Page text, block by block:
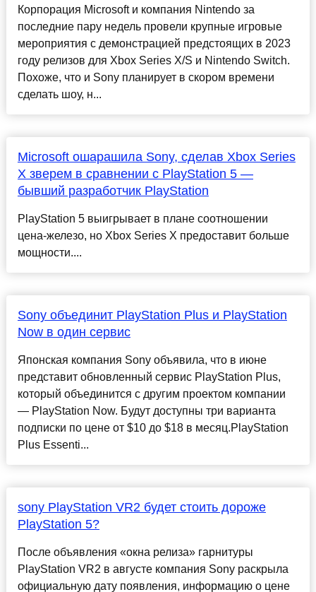
Корпорация Microsoft и компания Nintendo за
последние пару недель провели крупные игровые
мероприятия с демонстрацией предстоящих в 2023
году релизов для Xbox Series X/S и Nintendo Switch.
Похоже, что и Sony планирует в скором времени
сделать шоу, н...
Microsoft ошарашила Sony, сделав Xbox Series
X зверем в сравнении с PlayStation 5 —
бывший разработчик PlayStation
PlayStation 5 выигрывает в плане соотношении
цена-железо, но Xbox Series X предоставит больше
мощности....
Sony объединит PlayStation Plus и PlayStation
Now в один сервис
Японская компания Sony объявила, что в июне
представит обновленный сервис PlayStation Plus,
который объединится с другим проектом компании
— PlayStation Now. Будут доступны три варианта
подписки по цене от $10 до $18 в месяц.PlayStation
Plus Essenti...
sony PlayStation VR2 будет стоить дороже
PlayStation 5?
После объявления «окна релиза» гарнитуры
PlayStation VR2 в августе компания Sony раскрыла
официальную дату появления, информацию о цене